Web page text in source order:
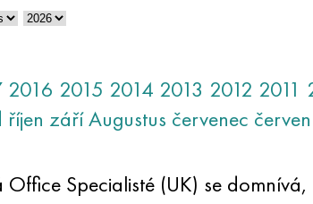
2016 2015 2014 2013 2012 2011
říjen záříAugustus červenec červen
Office Specialisté (UK) se